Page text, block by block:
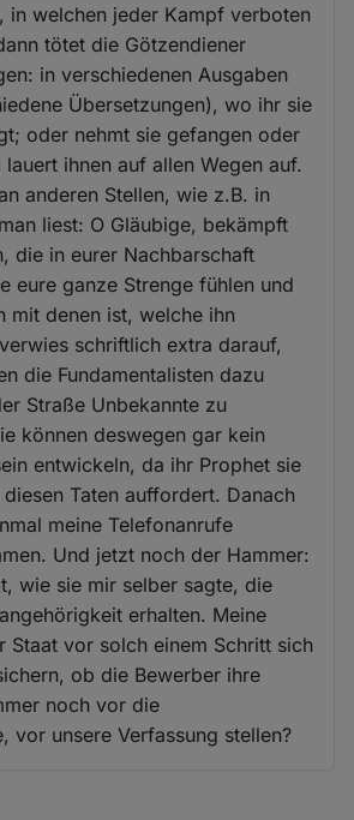
in welchen jeder Kampf verboten
tötet die Götzendiener
in verschiedenen Ausgaben
Übersetzungen), wo ihr sie
oder nehmt sie gefangen oder
ihnen auf allen Wegen auf.
anderen Stellen, wie z.B. in
liest: O Gläubige, bekämpft
die in eurer Nachbarschaft
eure ganze Strenge fühlen und
mit denen ist, welche ihn
schriftlich extra darauf,
die Fundamentalisten dazu
Straße Unbekannte zu
können deswegen gar kein
entwickeln, da ihr Prophet sie
Taten auffordert. Danach
meine Telefonanrufe
Und jetzt noch der Hammer:
wie sie mir selber sagte, die
erhalten. Meine
Staat vor solch einem Schritt sich
ob die Bewerber ihre
noch vor die
vor unsere Verfassung stellen?